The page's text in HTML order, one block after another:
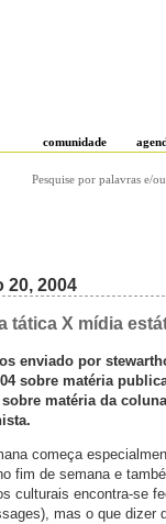
comunidade
Pesquise por palavras e/
20, 2004
tática X mídia
enviado por
sobre matéria
matéria da
começa
fim de semana e
culturais encontra-se
mas o que dizer